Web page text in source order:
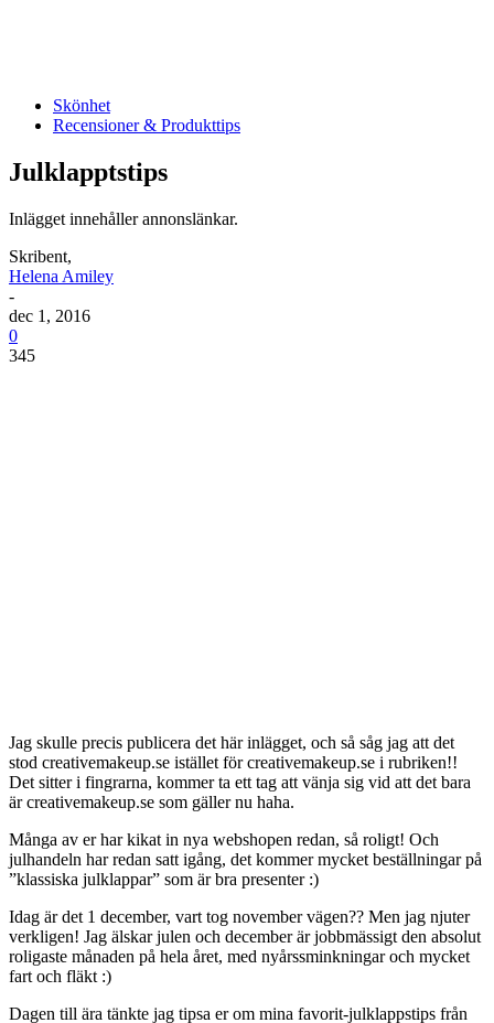
Skönhet
Recensioner & Produkttips
Julklapptstips
Inlägget innehåller annonslänkar.
Skribent,
Helena Amiley
-
dec 1, 2016
0
345
Jag skulle precis publicera det här inlägget, och så såg jag att det
stod creativemakeup.se istället för creativemakeup.se i rubriken!!
Det sitter i fingrarna, kommer ta ett tag att vänja sig vid att det bara
är creativemakeup.se som gäller nu haha.
Många av er har kikat in nya webshopen redan, så roligt! Och
julhandeln har redan satt igång, det kommer mycket beställningar på
”klassiska julklappar” som är bra presenter :)
Idag är det 1 december, vart tog november vägen?? Men jag njuter
verkligen! Jag älskar julen och december är jobbmässigt den absolut
roligaste månaden på hela året, med nyårssminkningar och mycket
fart och fläkt :)
Dagen till ära tänkte jag tipsa er om mina favorit-julklappstips från